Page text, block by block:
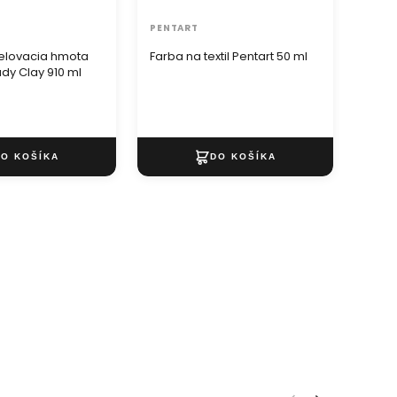
hmota
Clay 910 ml
Farba na textil Pentart 50 ml
PENTART